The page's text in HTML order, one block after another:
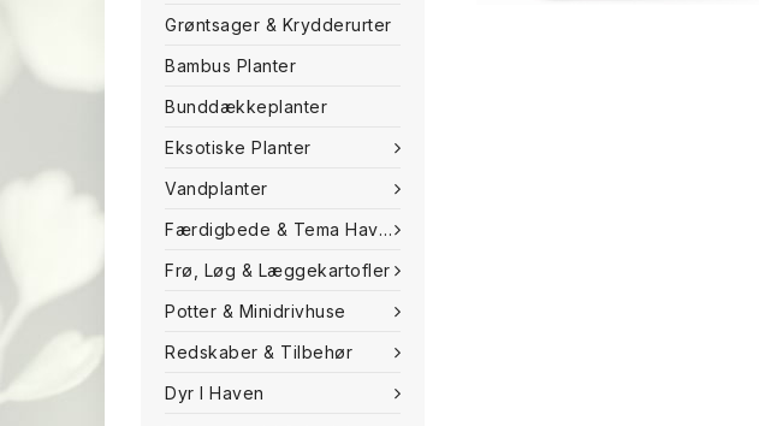
Grøntsager & Krydderurter
Bambus Planter
Bunddækkeplanter
Eksotiske Planter
Vandplanter
Færdigbede & Tema Haven
Frø, Løg & Læggekartofler
Potter & Minidrivhuse
Redskaber & Tilbehør
Dyr I Haven